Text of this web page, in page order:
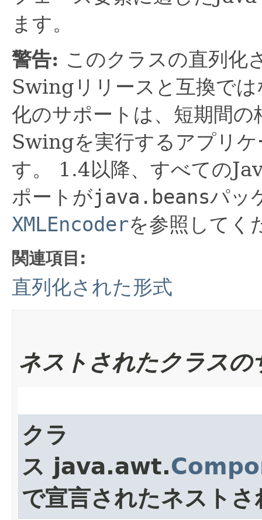
ます。
警告: このクラスの直列化
Swingリリースと互換で
化のサポートは、短期間
Swingを実行するアプリ
す。
1.4以降、すべての
ポートがjava.beansパッ
XMLEncoderを参照してく
関連項目:
直列化された形式
ネストされたクラスの
クラ
ス java.awt.
で宣言されたネスト